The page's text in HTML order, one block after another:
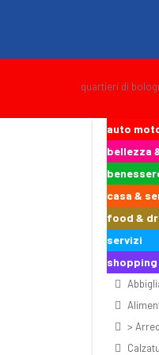
quartieri di
auto
bellezza
casa &
food &
servizi
>